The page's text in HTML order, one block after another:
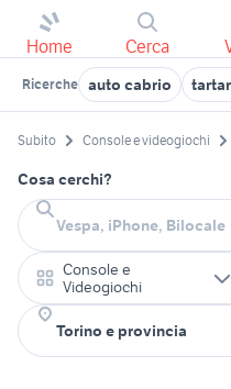
Home Cerca
Ricerche auto cabrio
Subito Console e videogiochi
Cosa cerchi?
Console e
Videogiochi